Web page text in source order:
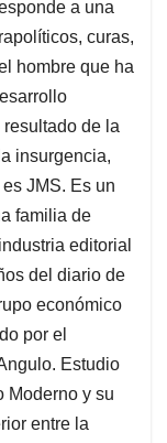
a una
curas,
hombre que ha
de la
insurgencia,
JMS. Es un
familia de
editorial
del diario de
económico
por el
Estudio
Moderno y su
entre la